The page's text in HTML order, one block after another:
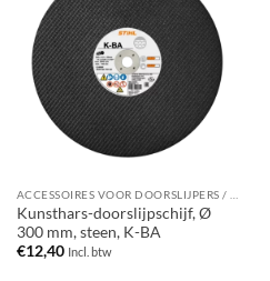
Kunsthars-doorslijpschijf, Ø
300 mm, steen, K-BA
€12,40 Incl. btw